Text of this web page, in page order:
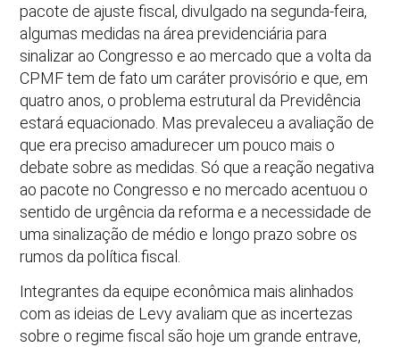
pacote de ajuste fiscal, divulgado na segunda-feira,
algumas medidas na área previdenciária para
sinalizar ao Congresso e ao mercado que a volta da
CPMF tem de fato um caráter provisório e que, em
quatro anos, o problema estrutural da Previdência
estará equacionado. Mas prevaleceu a avaliação de
que era preciso amadurecer um pouco mais o
debate sobre as medidas. Só que a reação negativa
ao pacote no Congresso e no mercado acentuou o
sentido de urgência da reforma e a necessidade de
uma sinalização de médio e longo prazo sobre os
rumos da política fiscal.
Integrantes da equipe econômica mais alinhados
com as ideias de Levy avaliam que as incertezas
sobre o regime fiscal são hoje um grande entrave,